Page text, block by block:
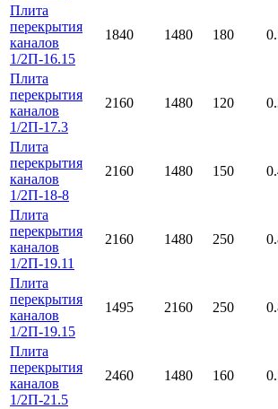
Плита
перекрытия
каналов
1/2П-16.15
1840 1480 180
Плита
перекрытия
каналов
1/2П-17.3
2160 1480 120
Плита
перекрытия
каналов
1/2П-18-8
2160 1480 150
Плита
перекрытия
каналов
1/2П-19.11
2160 1480 250
Плита
перекрытия
каналов
1/2П-19.15
1495 2160 250
Плита
перекрытия
каналов
1/2П-21.5
2460 1480 160